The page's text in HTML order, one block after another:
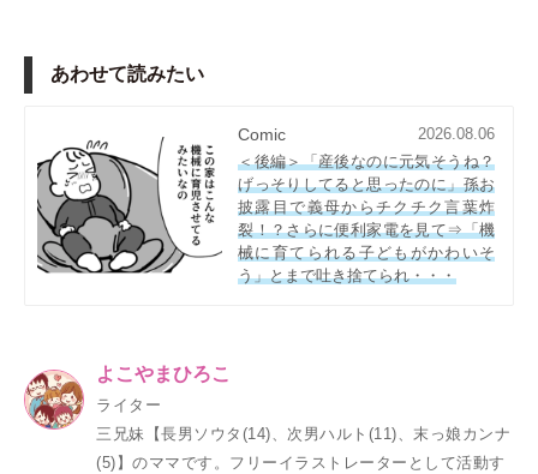
あわせて読みたい
Comic
2026.08.06
＜後編＞「産後なのに元気そうね？
げっそりしてると思ったのに」孫お
披露目で義母からチクチク言葉炸
裂！？さらに便利家電を見て⇒「機
械に育てられる子どもがかわいそ
う」とまで吐き捨てられ・・・
よこやまひろこ
ライター
三兄妹【長男ソウタ(14)、次男ハルト(11)、末っ娘カンナ
(5)】のママです。フリーイラストレーターとして活動す